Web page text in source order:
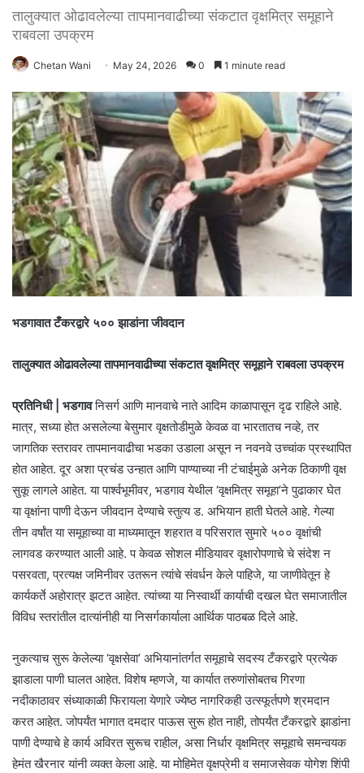
तालुक्यात ओढावलेल्या तापमानवाढीच्या संकटात वृक्षमित्र समूहाने
राबवला उपक्रम
Chetan Wani May 24, 2026 0 1 minute read
भडगावात टँकरद्वारे ५०० झाडांना जीवदान
तालुक्यात ओढावलेल्या तापमानवाढीच्या संकटात वृक्षमित्र समूहाने राबवला उपक्रम
प्रतिनिधी | भडगावनिसर्ग आणि मानवाचे नाते आदिम काळापासून दृढ राहिले आहे.
मात्र, सध्या होत असलेल्या बेसुमार वृक्षतोडीमुळे केवळ वा भारतातच नव्हे, तर
जागतिक स्तरावर तापमानवाढीचा भडका उडाला असून न नवनवे उच्चांक प्रस्थापित
होत आहेत. दूर अशा प्रचंड उन्हात आणि पाण्याच्या नी टंचाईमुळे अनेक ठिकाणी वृक्ष
सुकू लागले आहेत. या पार्श्वभूमीवर, भडगाव येथील ‘वृक्षमित्र समूहा’ने पुढाकार घेत
या वृक्षांना पाणी देऊन जीवदान देण्याचे स्तुत्य ड. अभियान हाती घेतले आहे. गेल्या
तीन वर्षांत या समूहाच्या वा माध्यमातून शहरात व परिसरात सुमारे ५०० वृक्षांची
लागवड करण्यात आली आहे. प केवळ सोशल मीडियावर वृक्षारोपणाचे चे संदेश न
पसरवता, प्रत्यक्ष जमिनीवर उतरून त्यांचे संवर्धन केले पाहिजे, या जाणीवेतून हे
कार्यकर्ते अहोरात्र झटत आहेत. त्यांच्या या निस्वार्थी कार्याची दखल घेत समाजातील
विविध स्तरांतील दात्यांनीही या निसर्गकार्याला आर्थिक पाठबळ दिले आहे.
नुकत्याच सुरू केलेल्या ‘वृक्षसेवा’ अभियानांतर्गत समूहाचे सदस्य टँकरद्वारे प्रत्येक
झाडाला पाणी घालत आहेत. विशेष म्हणजे, या कार्यात तरुणांसोबतच गिरणा
नदीकाठावर संध्याकाळी फिरायला येणारे ज्येष्ठ नागरिकही उत्स्फूर्तपणे श्रमदान
करत आहेत. जोपर्यंत भागात दमदार पाऊस सुरू होत नाही, तोपर्यंत टँकरद्वारे झाडांना
पाणी देण्याचे हे कार्य अविरत सुरूच राहील, असा निर्धार वृक्षमित्र समूहाचे समन्वयक
हेमंत खैरनार यांनी व्यक्त केला आहे. या मोहिमेत वृक्षप्रेमी व समाजसेवक योगेश शिंपी